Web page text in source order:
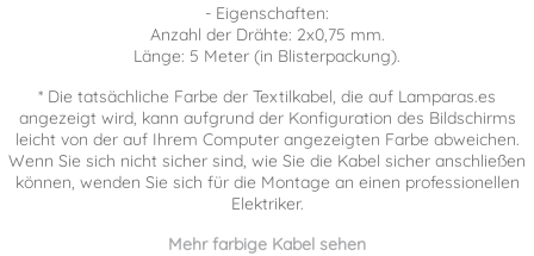
- Eigenschaften:
Anzahl der Drähte: 2x0,75 mm.
Länge: 5 Meter (in Blisterpackung).
* Die tatsächliche Farbe der Textilkabel, die auf Lamparas.es
angezeigt wird, kann aufgrund der Konfiguration des Bildschirms
leicht von der auf Ihrem Computer angezeigten Farbe abweichen.
Wenn Sie sich nicht sicher sind, wie Sie die Kabel sicher anschließen
können, wenden Sie sich für die Montage an einen professionellen
Elektriker.
Mehr farbige Kabel sehen